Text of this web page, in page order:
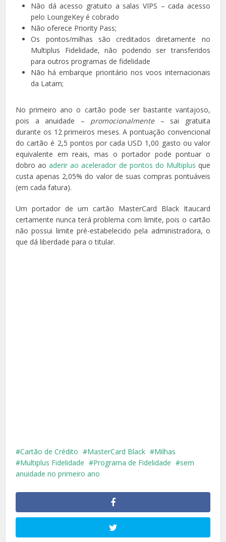
Não dá acesso gratuito a salas VIPS – cada acesso
pelo LoungeKey é cobrado
Não oferece Priority Pass;
Os pontos/milhas são creditados diretamente no
Multiplus Fidelidade, não podendo ser transferidos
para outros programas de fidelidade
Não há embarque prioritário nos voos internacionais
da Latam;
No primeiro ano o cartão pode ser bastante vantajoso,
pois a anuidade – promocionalmente– sai gratuita
durante os 12 primeiros meses. A pontuação convencional
do cartão é 2,5 pontos por cada USD 1,00 gasto ou valor
equivalente em reais, mas o portador pode pontuar o
dobro aoaderir ao acelerador de pontos do Multiplus que
custa apenas 2,05% do valor de suas compras pontuáveis
(em cada fatura).
Um portador de um cartão MasterCard Black Itaucard
certamente nunca terá problema com limite, pois o cartão
não possui limite pré-estabelecido pela administradora, o
que dá liberdade para o titular.
Cartão de Crédito MasterCard Black
Milhas
Multiplus Fidelidade
Programa de Fidelidade
sem
anuidade no primeiro ano